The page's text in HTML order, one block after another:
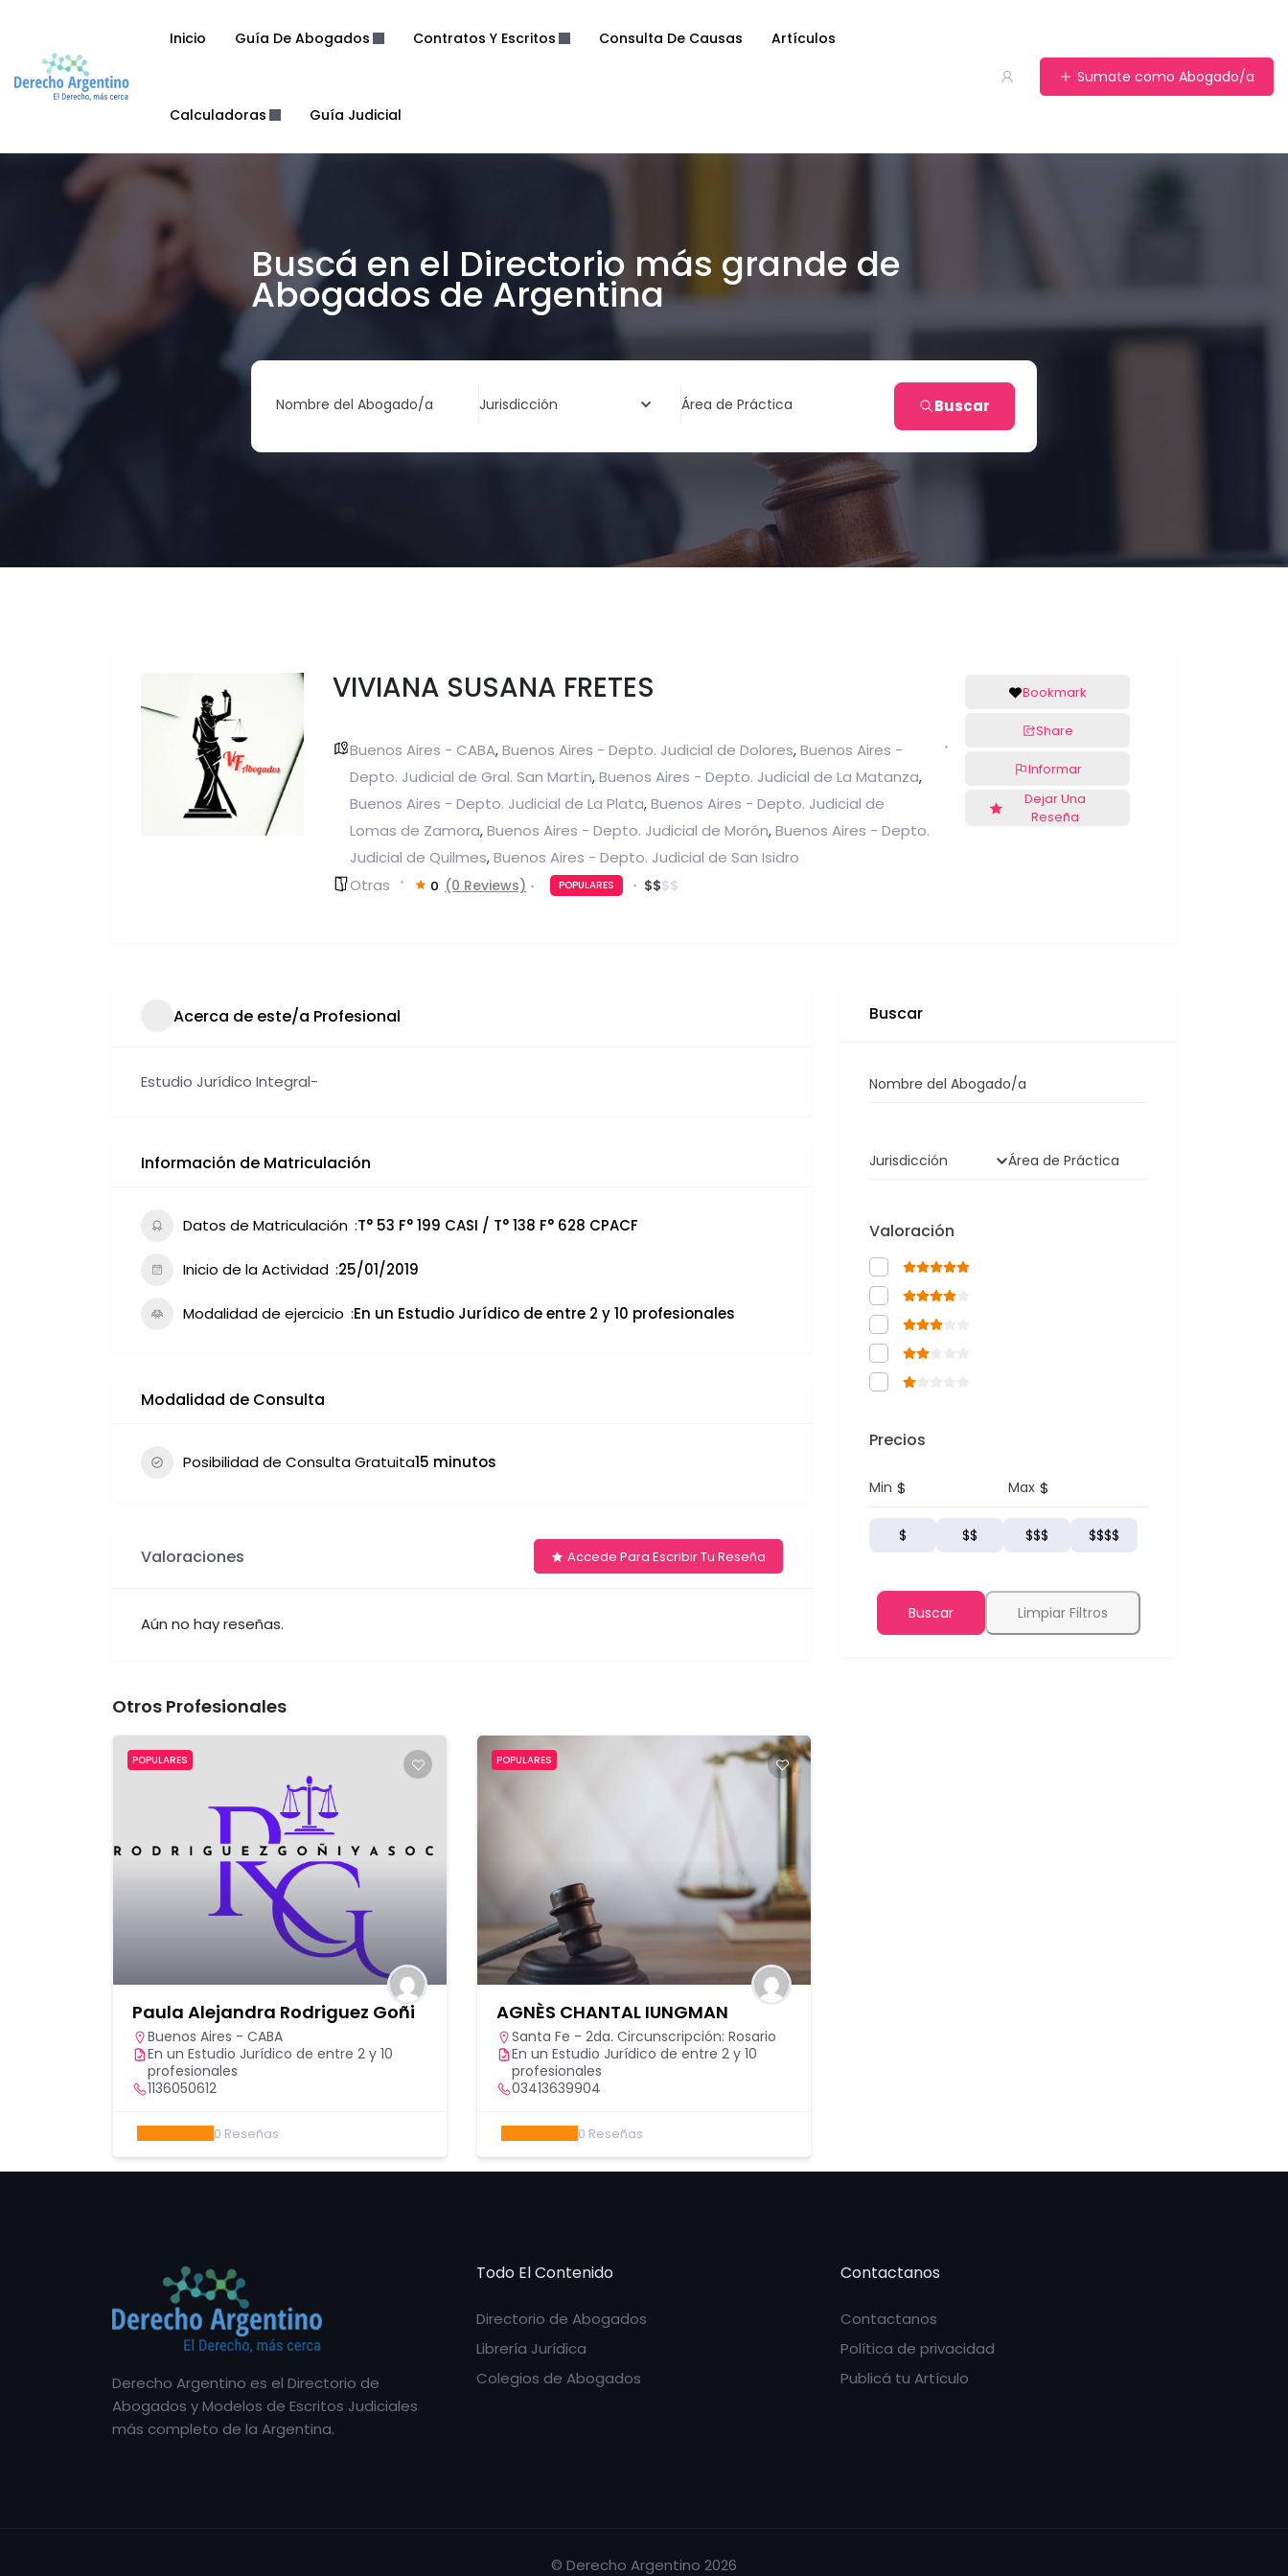
Inicio Guía De Abogados Contratos Y Escritos Consulta De Causas Artículos
Calculadoras Guía Judicial
Sumate como Abogado/a
Buscá en el Directorio más grande de
Abogados de Argentina
Nombre del Abogado/a Jurisdicción Área de Práctica Buscar
VIVIANA SUSANA FRETES
Buenos Aires - CABA, Buenos Aires - Depto. Judicial de Dolores, Buenos Aires -
Depto. Judicial de Gral. San Martín, Buenos Aires - Depto. Judicial de La Matanza,
Buenos Aires - Depto. Judicial de La Plata, Buenos Aires - Depto. Judicial de
Lomas de Zamora, Buenos Aires - Depto. Judicial de Morón, Buenos Aires - Depto.
Judicial de Quilmes, Buenos Aires - Depto. Judicial de San Isidro
Otras
0 (0 Reviews) POPULARES $$$$
Bookmark
Share
Informar
Dejar Una
Reseña
Acerca de este/a Profesional
Estudio Jurídico Integral-
Información de Matriculación
Datos de Matriculación T° 53 F° 199 CASI / T° 138 F° 628 CPACF
Inicio de la Actividad 25/01/2019
Modalidad de ejercicio En un Estudio Jurídico de entre 2 y 10 profesionales
Modalidad de Consulta
Posibilidad de Consulta Gratuita15 minutos
Valoraciones Accede Para Escribir Tu Reseña
Aún no hay reseñas.
Otros Profesionales
POPULARES
Paula Alejandra Rodriguez Goñi
Buenos Aires - CABA
En un Estudio Jurídico de entre 2 y 10
profesionales
1136050612
0 Reseñas
POPULARES
AGNÈS CHANTAL IUNGMAN
Santa Fe - 2da. Circunscripción: Rosario
En un Estudio Jurídico de entre 2 y 10
profesionales
03413639904
0 Reseñas
Buscar
Nombre del Abogado/a
Jurisdicción Área de Práctica
Valoración
Precios
Min $ Max $
$ $$ $$$ $$$$
Buscar Limpiar Filtros
Derecho Argentino es el Directorio de
Abogados y Modelos de Escritos Judiciales
más completo de la Argentina.
Todo El Contenido
Directorio de Abogados
Librería Jurídica
Colegios de Abogados
Contactanos
Contactanos
Política de privacidad
Publicá tu Artículo
© Derecho Argentino 2026